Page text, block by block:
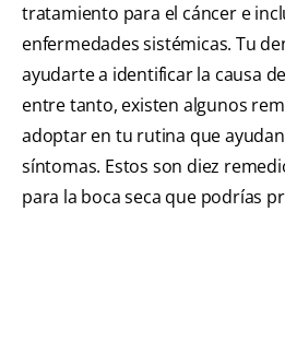
tratamiento para el cáncer e
enfermedades sistémicas. Tu
ayudarte a identificar la causa
entre tanto, existen algunos
adoptar en tu rutina que
síntomas. Estos son diez
para la boca seca que podrías